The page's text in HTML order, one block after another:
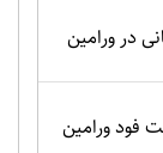
در ورامین
فود ورامین